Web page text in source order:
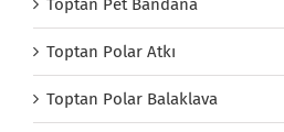
Toptan Pet Bandana
Toptan Polar Atkı
Toptan Polar Balaklava